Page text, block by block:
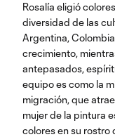
Rosalía eligió
diversidad de las
Argentina,
crecimiento,
antepasados,
equipo es como la
migración, que
mujer de la pintura
colores en su rostro